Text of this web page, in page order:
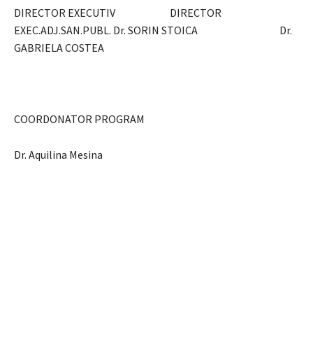
DIRECTOR EXECUTIV DIRECTOR
EXEC.ADJ.SAN.PUBL. Dr. SORIN STOICA Dr.
GABRIELA COSTEA
COORDONATOR PROGRAM
Dr. Aquilina Mesina